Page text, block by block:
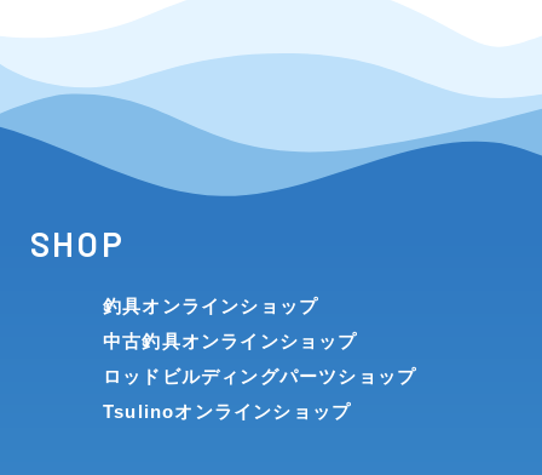
SHOP
釣具オンラインショップ
中古釣具オンラインショップ
ロッドビルディングパーツショップ
Tsulinoオンラインショップ